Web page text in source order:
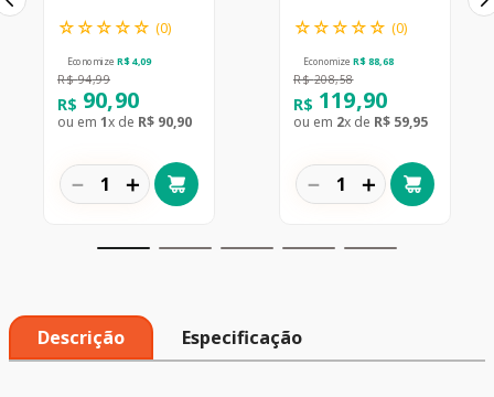
☆☆☆☆☆ (0)
Economize R$ 4,09
R$ 94,99
R$ 90,90
ou em 1x de R$ 90,90
＋
－
☆☆☆☆☆ (0)
Economize R$ 88,68
R$ 208,58
R$ 119,90
ou em 2x de R$ 59,95
＋
－
Descrição Especificação